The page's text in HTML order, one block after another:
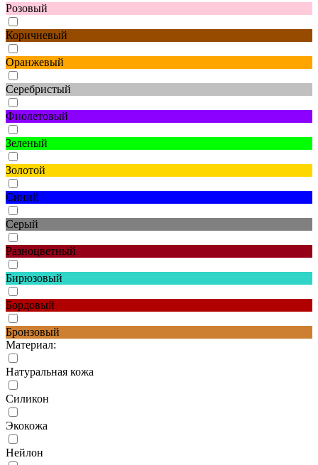
Розовый
Коричневый
Оранжевый
Серебристый
Фиолетовый
Зеленый
Золотой
Синий
Серый
Разноцветный
Бирюзовый
Бордовый
Бронзовый
Материал:
Натуральная кожа
Силикон
Экокожа
Нейлон